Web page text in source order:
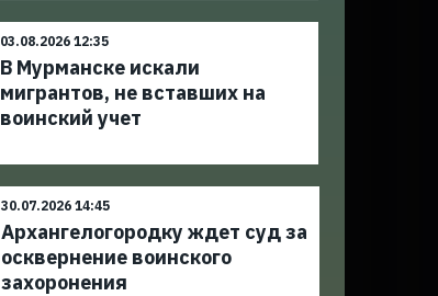
03.08.2026 12:35
В Мурманске искали
мигрантов, не вставших на
воинский учет
30.07.2026 14:45
Архангелогородку ждет суд за
осквернение воинского
захоронения